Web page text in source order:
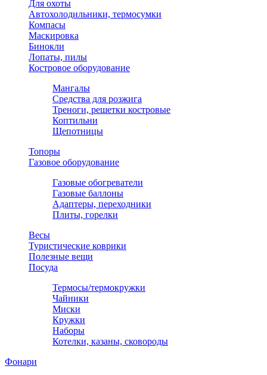
Для охоты
Автохолодильники, термосумки
Компасы
Маскировка
Бинокли
Лопаты, пилы
Костровое оборудование
Мангалы
Средства для розжига
Треноги, решетки костровые
Коптильни
Щепотницы
Топоры
Газовое оборудование
Газовые обогреватели
Газовые баллоны
Адаптеры, переходники
Плиты, горелки
Весы
Туристические коврики
Полезные вещи
Посуда
Термосы/термокружки
Чайники
Миски
Кружки
Наборы
Котелки, казаны, сковороды
Фонари